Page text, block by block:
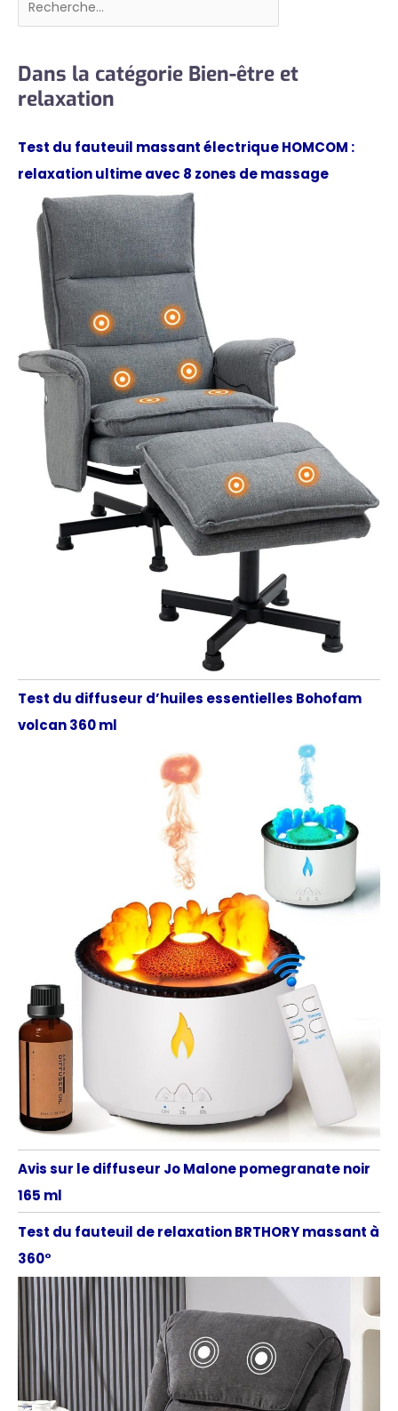
Dans la catégorie Bien-être et
relaxation
Test du fauteuil massant électrique HOMCOM :
relaxation ultime avec 8 zones de massage
Test du diffuseur d’huiles essentielles Bohofam
volcan 360 ml
Avis sur le diffuseur Jo Malone pomegranate noir
165 ml
Test du fauteuil de relaxation BRTHORY massant à
360°